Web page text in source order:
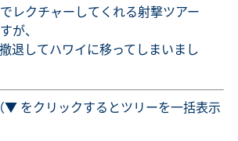
レクチャーしてくれる射撃ツアー
が、
退してハワイに移ってしまいまし
▼ をクリックするとツリーを一括表示